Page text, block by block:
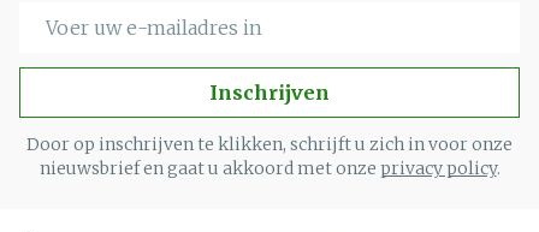
Inschrijven
Door op inschrijven te klikken, schrijft u zich in voor onze
nieuwsbrief en gaat u akkoord met onze privacy policy.